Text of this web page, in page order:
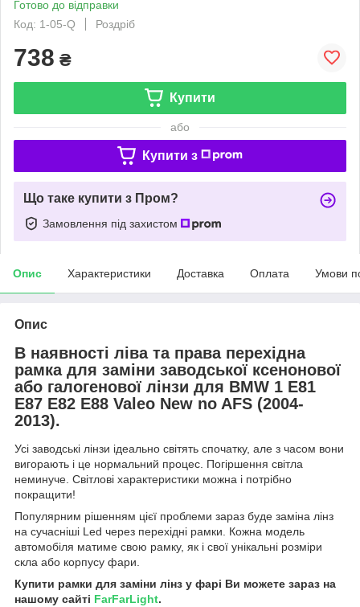
Готово до відправки
Код: 1-05-Q
Роздріб
738 ₴
Купити
або
Купити з
Що таке купити з Пром?
Замовлення під захистом
Опис Характеристики Доставка Оплата Умови
Опис
В наявності ліва та права перехідна
рамка для заміни заводської ксенонової
або галогенової лінзи для BMW 1 E81
E87 E82 E88 Valeo New no AFS (2004-
2013).
Усі заводські лінзи ідеально світять спочатку, але з часом вони
вигорають і це нормальний процес. Погіршення світла
неминуче. Світлові характеристики можна і потрібно
покращити!
Популярним рішенням цієї проблеми зараз буде заміна лінз
на сучасніші Led через перехідні рамки. Кожна модель
автомобіля матиме свою рамку, як і свої унікальні розміри
скла або корпусу фари.
Купити рамки для заміни лінз у фарі Ви можете зараз на
нашому сайті FarFarLight.